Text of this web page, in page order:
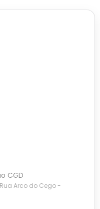
CGD
Arco do Cego -